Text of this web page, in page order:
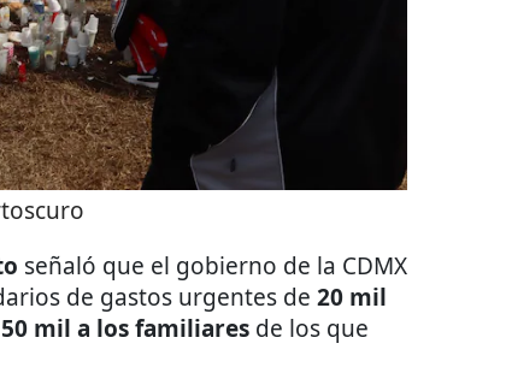
señaló que el gobierno de la CDMX
de gastos urgentes de 20 mil
50 mil a los familiares de los que